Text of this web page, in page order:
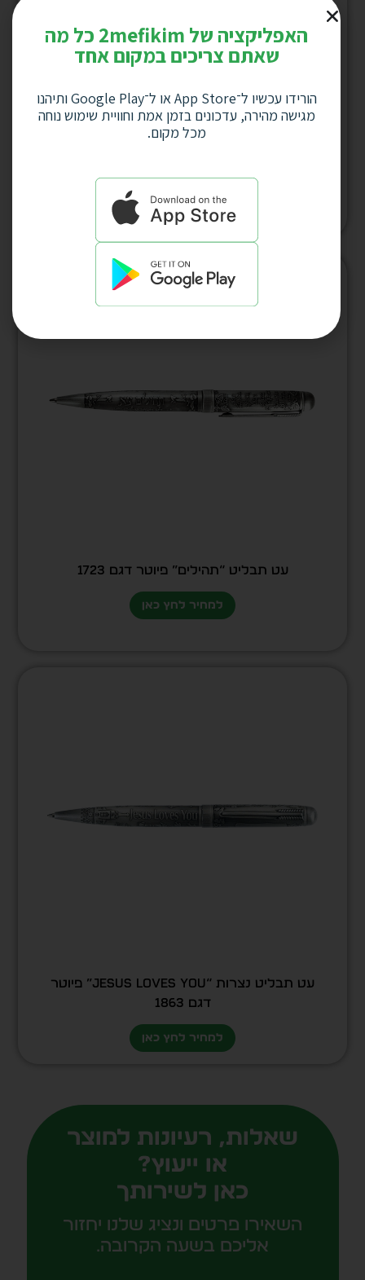
כרט’ ביקור 16×9ס”מ דגם 3858
למחיר לחץ כאן
עט תבליט “תהילים” פיוטר דגם 1723
למחיר לחץ כאן
עט תבליט נצרות “Jesus Loves You” פיוטר
דגם 1863
למחיר לחץ כאן
שאלות, רעיונות למוצר
או ייעוץ?
כאן לשירותך
השאירו פרטים ונציג שלנו יחזור
אליכם בשעה הקרובה.
האפליקציה של 2mefikim כל מה
שאתם צריכים במקום אחד
הורידו עכשיו ל־App Store או ל־Google Play ותיהנו
מגישה מהירה, עדכונים בזמן אמת וחוויית שימוש נוחה
מכל מקום.